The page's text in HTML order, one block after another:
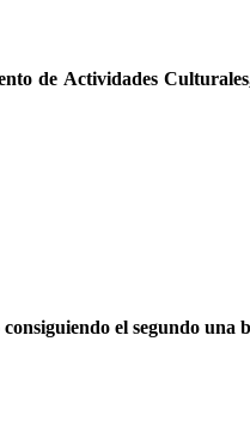
de Actividades
el segundo una